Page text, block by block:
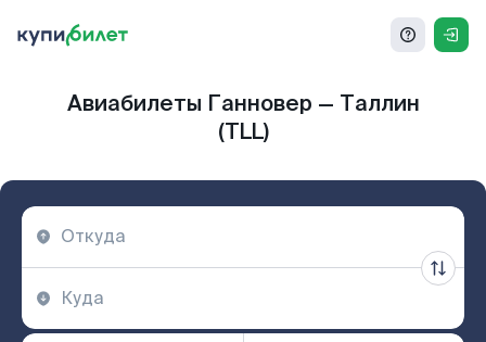
Авиабилеты Ганновер — Таллин
(TLL)